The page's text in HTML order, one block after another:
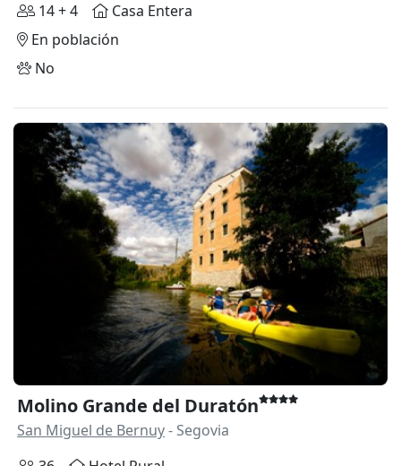
14 + 4
Casa Entera
En población
No
Molino Grande del Duratón
San Miguel de Bernuy- Segovia